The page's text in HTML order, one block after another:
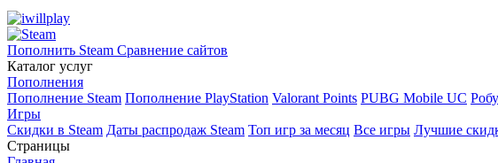
Пополнить Steam Сравнение сайтов
Каталог услуг
Пополнения
Пополнение Steam Пополнение PlayStation Valorant Points PUBG Mobile UC
Игры
Скидки в Steam Даты распродаж Steam Топ игр за месяц Все игры Лучшие
Страницы